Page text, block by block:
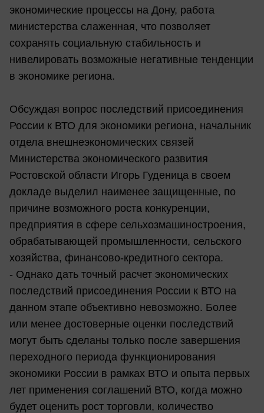
экономические процессы на Дону, работа
министерства слаженная, что позволяет
сохранять социальную стабильность и
нивелировать возможные негативные тенденции
в экономике региона.
Обсуждая вопрос последствий присоединения
России к ВТО для экономики региона, начальник
отдела внешнеэкономических связей
Министерства экономического развития
Ростовской области Игорь Гуденица в своем
докладе выделил наименее защищенные, по
причине возможного роста конкуренции,
предприятия в сфере сельхозмашиностроения,
обрабатывающей промышленности, сельского
хозяйства, финансово-кредитного сектора.
- Однако дать точный расчет экономических
последствий присоединения России к ВТО на
данном этапе объективно невозможно. Более
или менее достоверные оценки последствий
могут быть сделаны только после завершения
переходного периода функционирования
экономики России в рамках ВТО и опыта первых
лет применения соглашений ВТО, когда можно
будет оценить рост торговли, количество